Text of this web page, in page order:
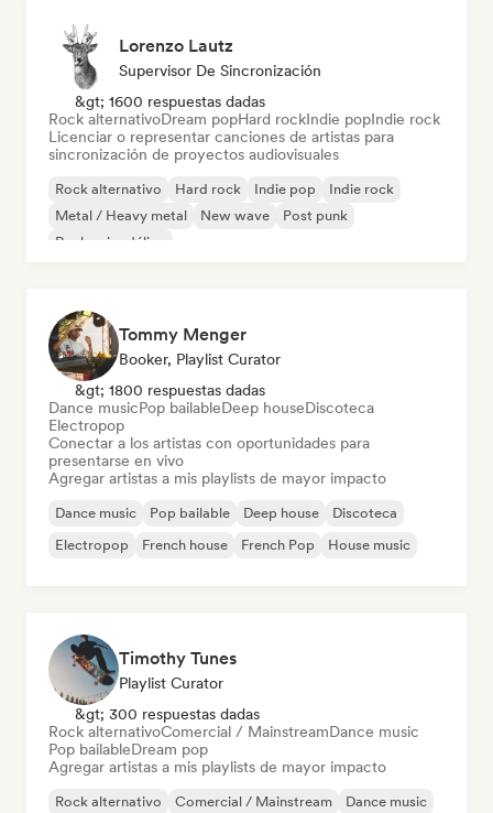
Lorenzo Lautz
Supervisor De Sincronización
&gt; 1600 respuestas dadas
Rock alternativoDream popHard rockIndie popIndie rock
Licenciar o representar canciones de artistas para
sincronización de proyectos audiovisuales
Rock alternativo Hard rock Indie pop
Indie rock
Metal / Heavy metal
New wave
Post punk
Rock psicodélico
Tommy Menger
Booker, Playlist Curator
&gt; 1800 respuestas dadas
Dance musicPop bailableDeep houseDiscoteca
Electropop
Conectar a los artistas con oportunidades para
presentarse en vivo
Agregar artistas a mis playlists de mayor impacto
Dance music Pop bailable Deep house
Discoteca
Electropop
French house French Pop House music
Timothy Tunes
Playlist Curator
&gt; 300 respuestas dadas
Rock alternativoComercial / MainstreamDance music
Pop bailableDream pop
Agregar artistas a mis playlists de mayor impacto
Rock alternativo Comercial / Mainstream Dance music